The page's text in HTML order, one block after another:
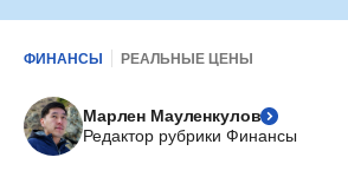
ФИНАНСЫ РЕАЛЬНЫЕ ЦЕНЫ
Марлен Мауленкулов
Редактор рубрики Финансы